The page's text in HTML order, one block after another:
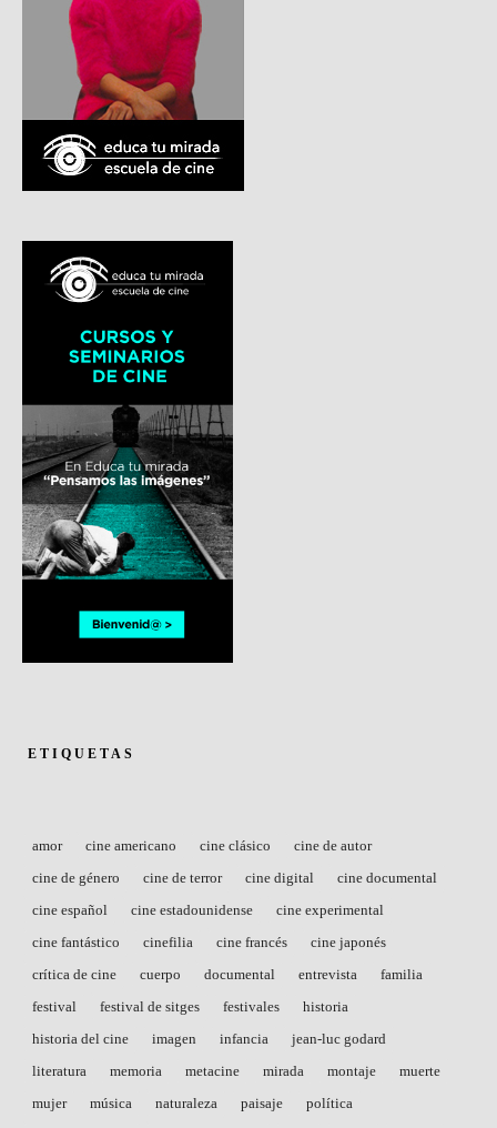
ETIQUETAS
amor cine americano cine clásico
cine de autor
cine de género
cine de terror cine digital
cine documental
cine español
cine estadounidense
cine experimental
cine fantástico
cinefilia cine francés
cine japonés
crítica de cine
cuerpo documental entrevista
familia
festival
festival de sitges festivales
historia
historia del cine
imagen infancia
jean-luc godard
literatura
memoria metacine mirada montaje
muerte
mujer
música naturaleza paisaje
política